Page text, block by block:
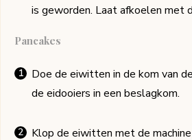
is geworden. Laat afkoelen met
Pancakes
Doe de eiwitten in de kom van
de eidooiers in een beslagkom.
Klop de eiwitten met de